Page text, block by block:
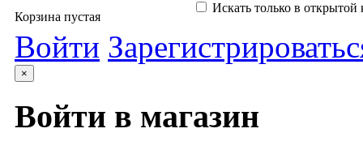
Искать только в открытой
Корзина пустая
Войти
×
Войти в магазин